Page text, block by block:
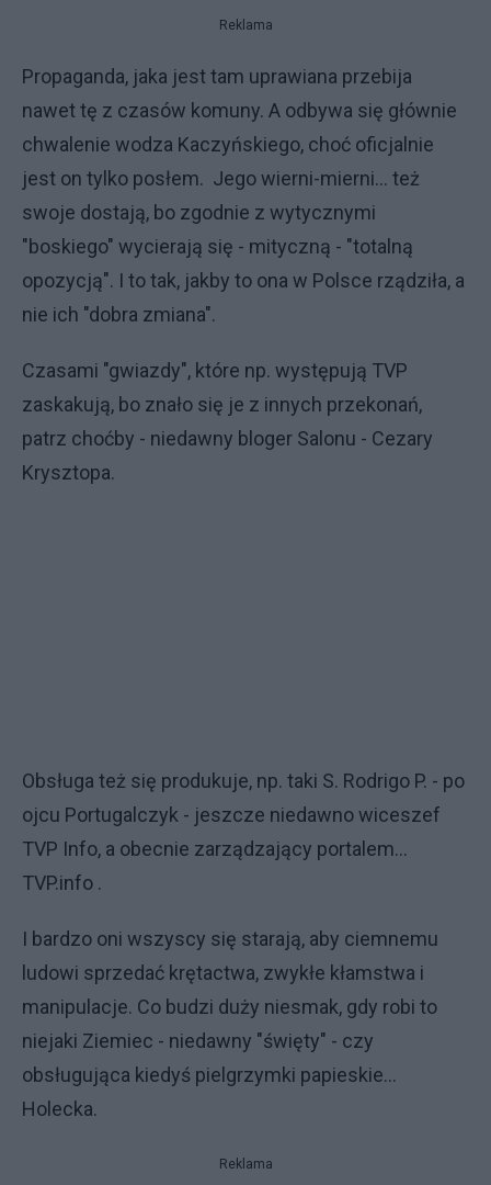
Reklama
Propaganda, jaka jest tam uprawiana przebija
nawet tę z czasów komuny. A odbywa się głównie
chwalenie wodza Kaczyńskiego, choć oficjalnie
jest on tylko posłem. Jego wierni-mierni... też
swoje dostają, bo zgodnie z wytycznymi
"boskiego" wycierają się - mityczną - "totalną
opozycją". I to tak, jakby to ona w Polsce rządziła, a
nie ich "dobra zmiana".
Czasami "gwiazdy", które np. występują TVP
zaskakują, bo znało się je z innych przekonań,
patrz choćby - niedawny bloger Salonu - Cezary
Krysztopa.
Obsługa też się produkuje, np. taki S. Rodrigo P. - po
ojcu Portugalczyk - jeszcze niedawno wiceszef
TVP Info, a obecnie zarządzający portalem...
TVP.info .
I bardzo oni wszyscy się starają, aby ciemnemu
ludowi sprzedać krętactwa, zwykłe kłamstwa i
manipulacje. Co budzi duży niesmak, gdy robi to
niejaki Ziemiec - niedawny "święty" - czy
obsługująca kiedyś pielgrzymki papieskie...
Holecka.
Reklama